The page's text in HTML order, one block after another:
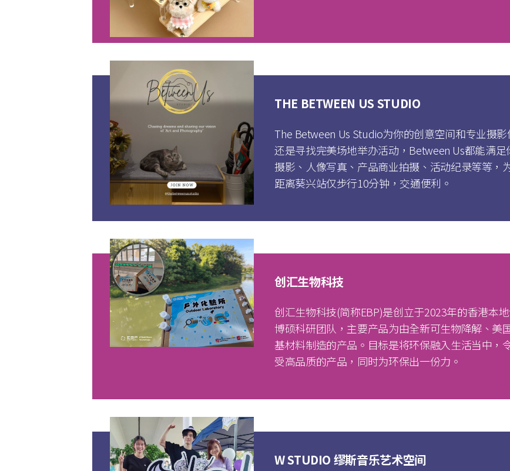
THE BETWEEN US STUDIO
The Between Us Studio为你的创意空间和专业摄
还是寻找完美场地举办活动，Between Us都能满
摄影、人像写真、产品商业拍摄、活动纪录等等，
距离葵兴站仅步行10分钟，交通便利。
创汇生物科技
创汇生物科技(简称EBP)是创立于2023年的香港本
博硕科研团队，主要产品为由全新可生物降解、美
基材料制造的产品。目标是将环保融入生活当中，
受高品质的产品，同时为环保出一份力。
W STUDIO 缪斯音乐艺术空间